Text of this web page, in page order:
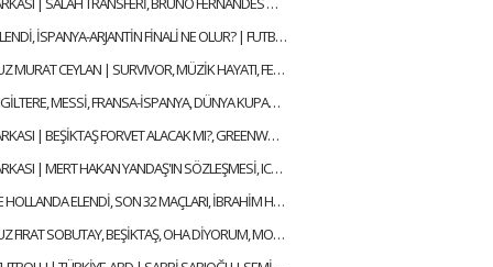
İNGİLTERE ELENDİ, İSPANYA-ARJANTİN FİNALİ NE OLUR? | FUTBOLARENA GÜNDEM
KONUĞUMUZ MURAT CEYLAN | SURVIVOR, MÜZİK HAYATI, FENERBAHÇE SEVDASI | SELEN İLE ALFA SOHBET
ARJANTİN-İNGİLTERE, MESSİ, FRANSA-İSPANYA, DÜNYA KUPASI YARI FİNALLERİ | FUTBOLARENA GÜNDEM
SAVUNMA ARKASI | BEŞİKTAŞ FORVET ALACAK MI?, GREENWOOD SONA DOĞRU | MEHMET AYAN, GÖKHAN DİNÇ
SAVUNMA ARKASI | MERT HAKAN YANDAŞ'IN SÖZLEŞMESİ, ICARDI KALACAK MI? | MEHMET AYAN, GÖKHAN DİNÇ
ALMANYA VE HOLLANDA ELENDİ, SON 32 MAÇLARI, İBRAHİM HACIOSMANOĞLU & FATİH TERİM | FUTBOLARENA GÜNDEM
KONUĞUMUZ FIRAT SOBUTAY, BEŞİKTAŞ, OHA DİYORUM, MONTELLA, EN GURME DEPLASMAN | SELEN İLE ALFA SOHBET